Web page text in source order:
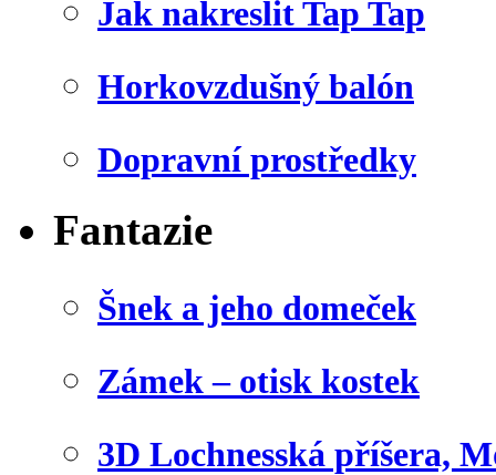
Jak nakreslit Tap Tap
Horkovzdušný balón
Dopravní prostředky
Fantazie
Šnek a jeho domeček
Zámek – otisk kostek
3D Lochnesská příšera,